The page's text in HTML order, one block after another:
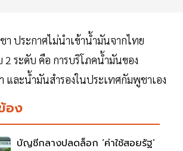
ประกาศไม่นำเข้าน้ำมันจากไทย
ระดับ คือ การบริโภคน้ำมันของ
ละน้ำมันสำรองในประเทศกัมพูชาเอง
อง
บัญชีกลางปลดล็อก ‘ค่าใช้สอยรัฐ‘